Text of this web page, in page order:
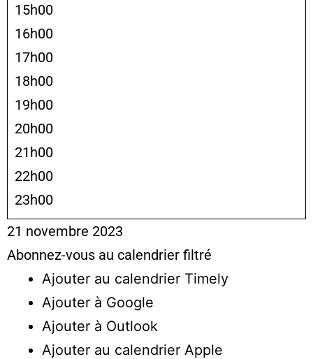
15h00
16h00
17h00
18h00
19h00
20h00
21h00
22h00
23h00
21 novembre 2023
Abonnez-vous au calendrier filtré
Ajouter au calendrier Timely
Ajouter à Google
Ajouter à Outlook
Ajouter au calendrier Apple